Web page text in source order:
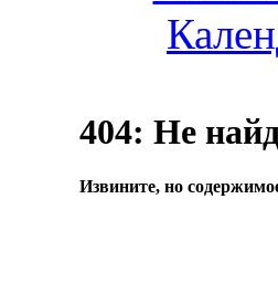
404: Не
Извините, но